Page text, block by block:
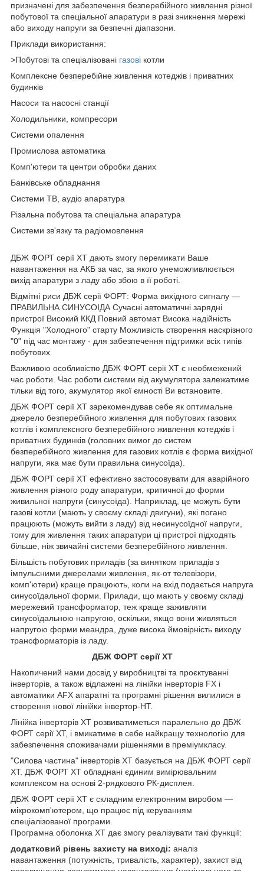
призначені для забезпечення безперебійного живлення різної
побутової та спеціальної апаратури в разі зникнення мережі
або виходу напруги за безпечні діапазони.
Приклади використання:
>Побутові та спеціалізовані газові котли
Комплексне безперебійне живлення котеджів і приватних
будинків
Насоси та насосні станції
Холодильники, компресори
Системи опалення
Промислова автоматика
Комп'ютери та центри обробки даних
Банківське обладнання
Системи ТВ, аудіо апаратура
Різальна побутова та спеціальна апаратура
Системи зв'язку та радіомовлення
ДБЖ ФОРТ серії XT дають змогу перемикати Ваше
навантаження на АКБ за час, за якого унеможливлюється
вихід апаратури з ладу або збою в її роботі.
Відмітні риси ДБЖ серії ФОРТ: Форма вихідного сигналу —
ПРАВИЛЬНА СИНУСОІДА Сучасні автоматичні зарядні
пристрої Високий ККД Повний автомат Висока надійність
Функція "Холодного" старту Можливість створення наскрізного
"0" під час монтажу - для забезпечення підтримки всіх типів
побутових
Важливою особливістю ДБЖ ФОРТ серії XT є необмежений
час роботи. Час роботи системи від акумулятора залежатиме
тільки від того, акумулятор якої ємності Ви встановите.
ДБЖ ФОРТ серії XT зарекомендував себе як оптимальне
джерело безперебійного живлення для побутових газових
котлів і комплексного безперебійного живлення котеджів і
приватних будинків (головних вимог до систем
безперебійного живлення для газових котлів є форма вихідної
напруги, яка має бути правильна синусоїда).
ДБЖ ФОРТ серії XT ефективно застосовувати для аварійного
живлення різного роду апаратури, критичної до форми
живильної напруги (синусоїда). Наприклад, це можуть бути
газові котли (мають у своєму складі двигуни), які погано
працюють (можуть вийти з ладу) від несинусоїдної напруги,
тому для живлення таких апаратури ці пристрої підходять
більше, ніж звичайні системи безперебійного живлення.
Більшість побутових приладів (за винятком приладів з
імпульсними джерелами живлення, як-от телевізори,
комп'ютери) краще працюють, коли на вхід подається напруга
синусоїдальної форми. Прилади, що мають у своєму складі
мережевий трансформатор, теж краще заживляти
синусоїдальною напругою, оскільки, якщо вони живляться
напругою форми меандра, дуже висока ймовірність виходу
трансформаторів із ладу.
ДБЖ ФОРТ серії XT
Накопичений нами досвід у виробництві та проєктуванні
інверторів, а також відлажені на лінійки інверторів FX і
автоматики AFX апаратні та програмні рішення вилилися в
створення нової лінійки інвертор-HT.
Лінійка інверторів ХТ розвиватиметься паралельно до ДБЖ
ФОРТ серії XT, і вмикатиме в себе найкращу технологію для
забезпечення споживачами рішеннями в преміумкласу.
"Силова частина" інверторів ХТ базується на ДБЖ ФОРТ серії
XT. ДБЖ ФОРТ ХТ обладнані єдиним вимірювальним
комплексом на основі 2-рядкового РК-дисплея.
ДБЖ ФОРТ серії XT є складним електронним виробом —
мікрокомп'ютером, що працює під керуванням
спеціалізованої програми.
Програмна оболонка ХТ дає змогу реалізувати такі функції:
додатковий рівень захисту на виході: аналіз
навантаження (потужність, тривалість, характер), захист від